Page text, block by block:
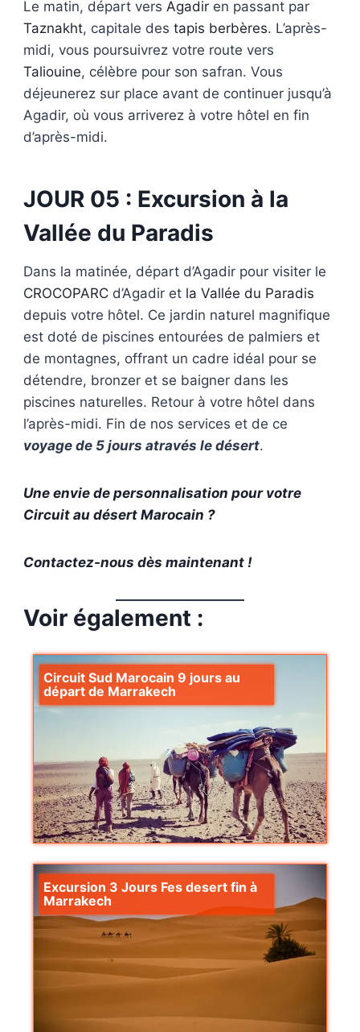
Le matin, départ versAgadir en passant par
Taznakht, capitale destapis berbères. L’après-
midi, vous poursuivrez votre route vers
Taliouine, célèbre pour son safran. Vous
déjeunerez sur place avant de continuer jusqu’à
Agadir, où vous arriverez à votre hôtel en fin
d’après-midi.
JOUR 05 : Excursion à la
Vallée du Paradis
Dans la matinée, départ d’Agadir pour visiter le
CROCOPARC d’Agadir et la Vallée du Paradis
depuis votre hôtel. Ce jardin naturel magnifique
est doté de piscines entourées de palmiers et
de montagnes, offrant un cadre idéal pour se
détendre, bronzer et se baigner dans les
piscines naturelles. Retour à votre hôtel dans
l’après-midi. Fin de nos services et de ce
voyage de 5 jours através le désert.
Une envie de personnalisation pour votre
Circuit au désert Marocain ?
Contactez-nous dès maintenant !
Voir également :
Circuit Sud Marocain 9 jours au
départ de Marrakech
Excursion 3 Jours Fes desert fin à
Marrakech